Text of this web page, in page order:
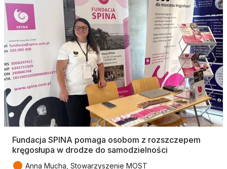
Fundacja SPINA pomaga osobom z rozszczepem
kręgosłupa w drodze do samodzielności
● Anna Mucha, Stowarzyszenie MOST